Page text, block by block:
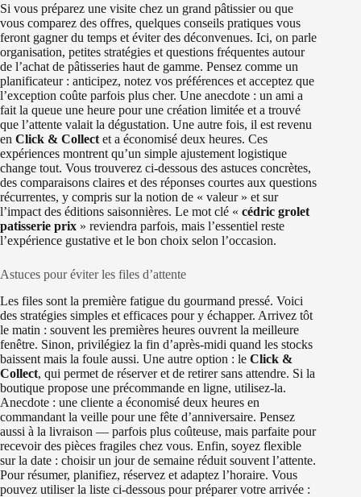
Si vous préparez une visite chez un grand pâtissier ou que
vous comparez des offres, quelques conseils pratiques vous
feront gagner du temps et éviter des déconvenues. Ici, on parle
organisation, petites stratégies et questions fréquentes autour
de l’achat de pâtisseries haut de gamme. Pensez comme un
planificateur : anticipez, notez vos préférences et acceptez que
l’exception coûte parfois plus cher. Une anecdote : un ami a
fait la queue une heure pour une création limitée et a trouvé
que l’attente valait la dégustation. Une autre fois, il est revenu
en Click & Collect et a économisé deux heures. Ces
expériences montrent qu’un simple ajustement logistique
change tout. Vous trouverez ci‑dessous des astuces concrètes,
des comparaisons claires et des réponses courtes aux questions
récurrentes, y compris sur la notion de « valeur » et sur
l’impact des éditions saisonnières. Le mot clé « cédric grolet
patisserie prix » reviendra parfois, mais l’essentiel reste
l’expérience gustative et le bon choix selon l’occasion.
Astuces pour éviter les files d’attente
Les files sont la première fatigue du gourmand pressé. Voici
des stratégies simples et efficaces pour y échapper. Arrivez tôt
le matin : souvent les premières heures ouvrent la meilleure
fenêtre. Sinon, privilégiez la fin d’après‑midi quand les stocks
baissent mais la foule aussi. Une autre option : le Click &
Collect, qui permet de réserver et de retirer sans attendre. Si la
boutique propose une précommande en ligne, utilisez‑la.
Anecdote : une cliente a économisé deux heures en
commandant la veille pour une fête d’anniversaire. Pensez
aussi à la livraison — parfois plus coûteuse, mais parfaite pour
recevoir des pièces fragiles chez vous. Enfin, soyez flexible
sur la date : choisir un jour de semaine réduit souvent l’attente.
Pour résumer, planifiez, réservez et adaptez l’horaire. Vous
pouvez utiliser la liste ci‑dessous pour préparer votre arrivée :